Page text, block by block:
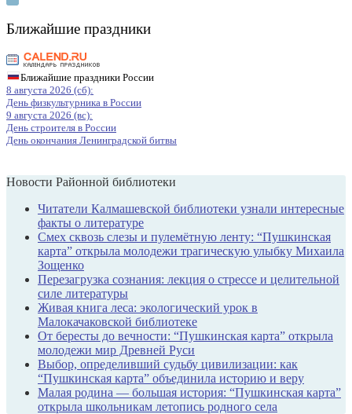
Ближайшие праздники
Ближайшие праздники России
8 августа 2026 (сб):
День физкультурника в России
9 августа 2026 (вс):
День строителя в России
День окончания Ленинградской битвы
Новости Районной библиотеки
Читатели Калмашевской библиотеки узнали интересные
факты о литературе
Смех сквозь слезы и пулемётную ленту: “Пушкинская
карта” открыла молодежи трагическую улыбку Михаила
Зощенко
Перезагрузка сознания: лекция о стрессе и целительной
силе литературы
Живая книга леса: экологический урок в
Малокачаковской библиотеке
От бересты до вечности: “Пушкинская карта” открыла
молодежи мир Древней Руси
Выбор, определивший судьбу цивилизации: как
“Пушкинская карта” объединила историю и веру
Малая родина — большая история: “Пушкинская карта”
открыла школьникам летопись родного села